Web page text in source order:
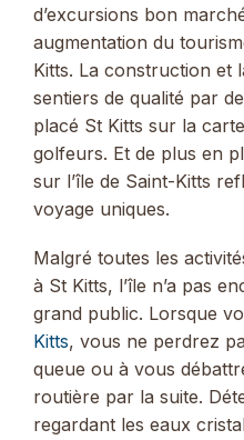
d’excursions bon
augmentation du
Kitts. La construction et
sentiers de qualité par
placé St Kitts sur la
golfeurs. Et de plus en
sur l’île de Saint-Kitts
voyage uniques.
Malgré toutes les
à St Kitts, l’île n’a pas
grand public. Lorsque
Kitts, vous ne perdrez
queue ou à vous
routière par la suite.
regardant les eaux